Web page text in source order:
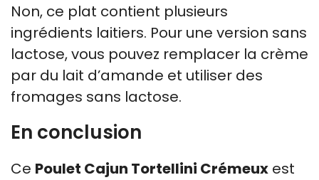
Non, ce plat contient plusieurs
ingrédients laitiers. Pour une version sans
lactose, vous pouvez remplacer la crème
par du lait d’amande et utiliser des
fromages sans lactose.
En conclusion
Ce Poulet Cajun Tortellini Crémeux est